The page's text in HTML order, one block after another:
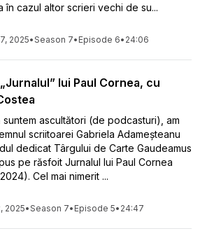
în cazul altor scrieri vechi de su...
2025•Season 7• Episode 6• 24:06
lui Paul Cornea, cu
suntem ascultători (de podcasturi), am
scriitoarei Gabriela Adameșteanu
dedicat Târgului de Carte Gaudeamus
pe răsfoit Jurnalul lui Paul Cornea
Cel mai nimerit ...
2025•Season 7• Episode 5• 24:47